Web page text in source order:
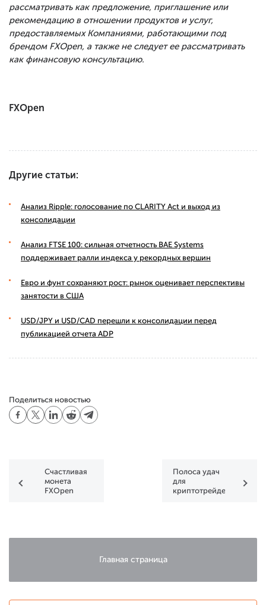
рассматривать как предложение, приглашение или
рекомендацию в отношении продуктов и услуг,
предоставляемых Компаниями, работающими под
брендом FXOpen, а также не следует ее рассматривать
как финансовую консультацию.
FXOpen
Другие статьи:
Анализ Ripple: голосование по CLARITY Act и выход из
консолидации
Анализ FTSE 100: сильная отчетность BAE Systems
поддерживает ралли индекса у рекордных вершин
Евро и фунт сохраняют рост: рынок оценивает перспективы
занятости в США
USD/JPY и USD/CAD перешли к консолидации перед
публикацией отчета ADP
Поделиться новостью
Счастливая
монета
FXOpen
Полоса удач
для
криптотрейдеров
Главная страница